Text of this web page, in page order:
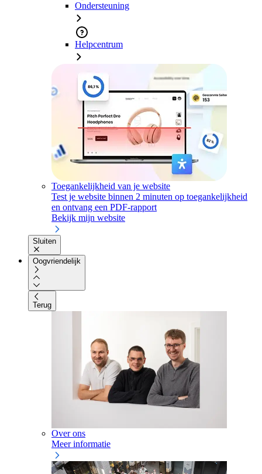
Ondersteuning
Helpcentrum
Toegankelijkheid van je website
Test je website binnen 2 minuten op toegankelijkheid
en ontvang een PDF-rapport
Bekijk mijn website
Sluiten
Oogvriendelijk
Terug
Over ons
Meer informatie